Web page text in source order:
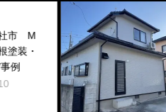
岡
様
コ